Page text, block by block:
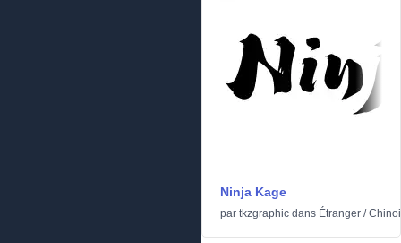
Ninja Kage
par tkzgraphic dans Étranger /